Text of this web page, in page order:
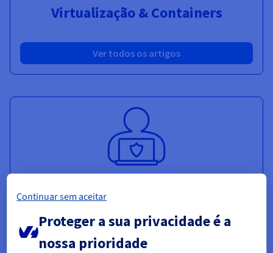
Virtualização & Containers
Ver todos os artigos
Cibersegurança & sistemas de rede
Ver todos os artigos
Continuar sem aceitar
Proteger a sua privacidade é a
nossa prioridade